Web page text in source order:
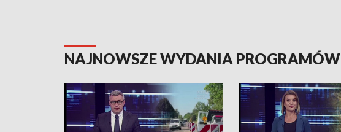
NAJNOWSZE WYDANIA PROGRAMÓW